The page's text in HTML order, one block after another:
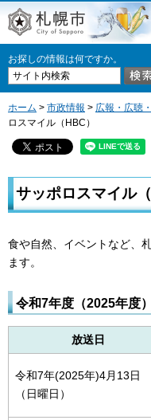
札幌市
お探しの情報は何ですか。
ホーム > 市政情報 > 広報・広聴
ロスマイル（HBC）
サッポロスマイル（
食や自然、イベントなど、
ます。
令和7年度（2025年度
放送日
令和7年(2025年)4月13日
（日曜日）